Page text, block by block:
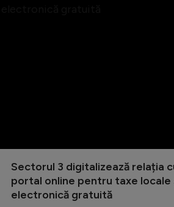
Sectorul 3 digitalizează relația
portal online pentru taxe locale
electronică gratuită